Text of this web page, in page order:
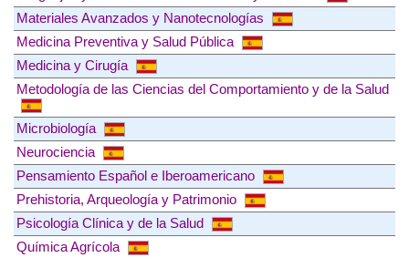
Materiales Avanzados y Nanotecnologías
Medicina Preventiva y Salud Pública
Medicina y Cirugía
Metodología de las Ciencias del Comportamiento y de la Salud
Microbiología
Neurociencia
Pensamiento Español e Iberoamericano
Prehistoria, Arqueología y Patrimonio
Psicología Clínica y de la Salud
Química Agrícola